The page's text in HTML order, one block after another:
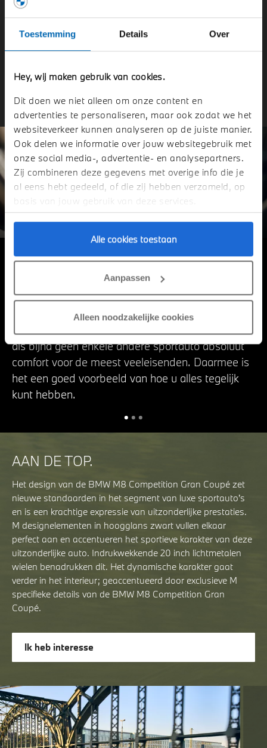
Toestemming Details Over
Hey, wij maken gebruik van cookies.
Dit doen we niet alleen om onze content en
advertenties te personaliseren, maar ook zodat we het
websiteverkeer kunnen analyseren op de juiste manier.
Ook delen we informatie over jouw websitegebruik met
onze social media-, advertentie- en analysepartners.
Zij combineren deze gegevens met overige info die je
al eens hebt gedeeld, of die zij hebben verzameld, op
basis van jouw gebruik van deze services.
Alle cookies toestaan
Aanpassen
Alleen noodzakelijke cookies
standaard productiemodellen van BMW. 750 Nm koppel,
naar 200 km/h in 10,6 seconden - BMW M8 Competition
Gran Coupé.
LUXE, WAAR U OOK KIJKT.
Twee kwaliteiten, maximaal tot uiting gebracht:
het interieur van de nieuwe BMW M8 Coupé
getuigt op een fascinerende wijze van
meeslepende sportiviteit. Tegelijkertijd biedt het
als bijna geen enkele andere sportauto absoluut
comfort voor de meest veeleisenden. Daarmee is
het een goed voorbeeld van hoe u alles tegelijk
kunt hebben.
AAN DE TOP.
Het design van de BMW M8 Competition Gran Coupé zet
nieuwe standaarden in het segment van luxe sportauto’s
en is een krachtige expressie van uitzonderlijke prestaties.
M designelementen in hoogglans zwart vullen elkaar
perfect aan en accentueren het sportieve karakter van deze
uitzonderlijke auto. Indrukwekkende 20 inch lichtmetalen
wielen benadrukken dit. Het dynamische karakter gaat
verder in het interieur; geaccentueerd door exclusieve M
specifieke details van de BMW M8 Competition Gran
Coupé.
Ik heb interesse